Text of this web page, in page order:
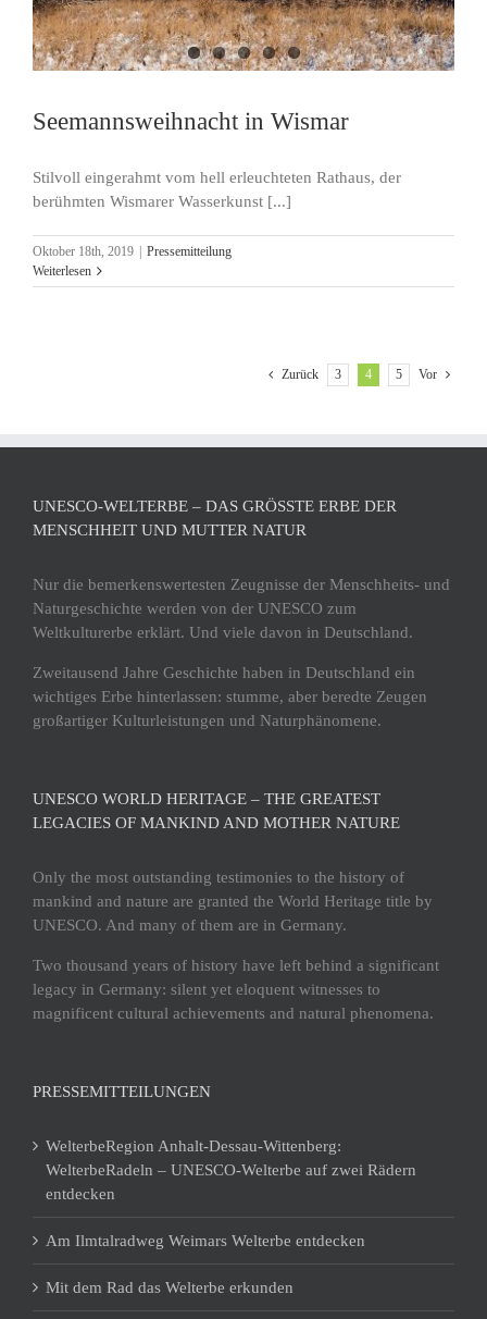
Seemannsweihnacht in Wismar
Stilvoll eingerahmt vom hell erleuchteten Rathaus, der
berühmten Wismarer Wasserkunst [...]
Oktober 18th, 2019
Pressemitteilung
Weiterlesen
Zurück 3 4 5 Vor
UNESCO-WELTERBE – DAS GRÖSSTE ERBE DER M
ENSCHHEIT UND MUTTER NATUR
Nur die bemerkenswertesten Zeugnisse der Menschheits- und
Naturgeschichte werden von der UNESCO zum
Weltkulturerbe erklärt. Und viele davon in Deutschland.
Zweitausend Jahre Geschichte haben in Deutschland ein
wichtiges Erbe hinterlassen: stumme, aber beredte Zeugen
großartiger Kulturleistungen und Naturphänomene.
UNESCO WORLD HERITAGE – THE GREATEST
LEGACIES OF MANKIND AND MOTHER NATURE
Only the most outstanding testimonies to the history of
mankind and nature are granted the World Heritage title by
UNESCO. And many of them are in Germany.
Two thousand years of history have left behind a significant
legacy in Germany: silent yet eloquent witnesses to
magnificent cultural achievements and natural phenomena.
PRESSEMITTEILUNGEN
WelterbeRegion Anhalt-Dessau-Wittenberg:
WelterbeRadeln – UNESCO-Welterbe auf zwei Rädern
entdecken
Am Ilmtalradweg Weimars Welterbe entdecken
Mit dem Rad das Welterbe erkunden